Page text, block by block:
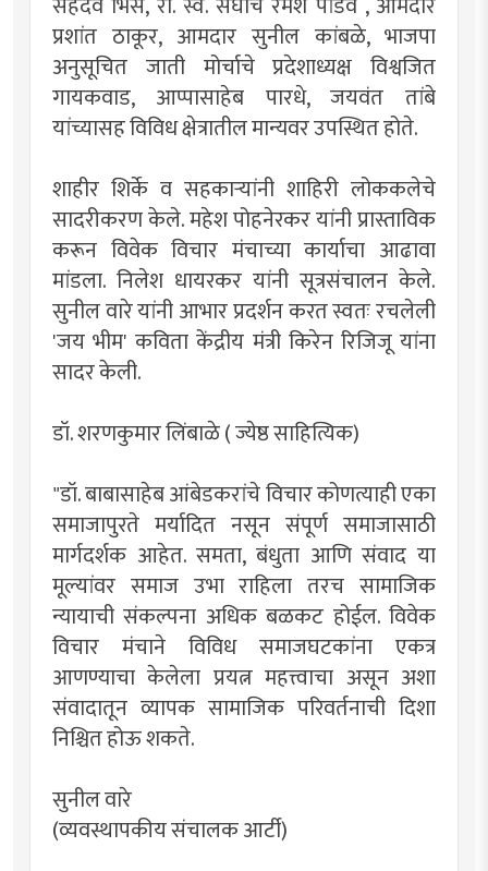
प्रशांत ठाकूर, आमदार सुनील कांबळे, भाजपा
अनुसूचित जाती मोर्चाचे प्रदेशाध्यक्ष विश्वजित
गायकवाड, आप्पासाहेब पारधे, जयवंत तांबे
यांच्यासह विविध क्षेत्रातील मान्यवर उपस्थित होते.
शाहीर शिर्के व सहकाऱ्यांनी शाहिरी लोककलेचे
सादरीकरण केले. महेश पोहनेरकर यांनी प्रास्ताविक
करून विवेक विचार मंचाच्या कार्याचा आढावा
मांडला. निलेश धायरकर यांनी सूत्रसंचालन केले.
सुनील वारे यांनी आभार प्रदर्शन करत स्वतः रचलेली
'जय भीम' कविता केंद्रीय मंत्री किरेन रिजिजू यांना
सादर केली.
डॉ. शरणकुमार लिंबाळे ( ज्येष्ठ साहित्यिक)
"डॉ. बाबासाहेब आंबेडकरांचे विचार कोणत्याही एका
समाजापुरते मर्यादित नसून संपूर्ण समाजासाठी
मार्गदर्शक आहेत. समता, बंधुता आणि संवाद या
मूल्यांवर समाज उभा राहिला तरच सामाजिक
न्यायाची संकल्पना अधिक बळकट होईल. विवेक
विचार मंचाने विविध समाजघटकांना एकत्र
आणण्याचा केलेला प्रयत्न महत्त्वाचा असून अशा
संवादातून व्यापक सामाजिक परिवर्तनाची दिशा
निश्चित होऊ शकते.
सुनील वारे
(व्यवस्थापकीय संचालक आर्टी)